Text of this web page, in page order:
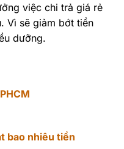
việc chi trả giá rẻ
Vì sẽ giảm bớt tiền
dưỡng.
bao nhiêu tiền